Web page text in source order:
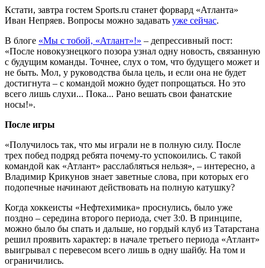
Кстати, завтра гостем Sports.ru станет форвард «Атланта»
Иван Непряев. Вопросы можно задавать уже сейчас.
В блоге «Мы с тобой, «Атлант»!» – депрессивный пост:
«После новокузнецкого позора узнал одну новость, связанную
с будущим команды. Точнее, слух о том, что будущего может и
не быть. Мол, у руководства была цель, и если она не будет
достигнута – с командой можно будет попрощаться. Но это
всего лишь слухи... Пока... Рано вешать свои фанатские
носы!».
После игры
«Получилось так, что мы играли не в полную силу. После
трех побед подряд ребята почему-то успокоились. С такой
командой как «Атлант» расслабляться нельзя», – интересно, а
Владимир Крикунов знает заветные слова, при которых его
подопечные начинают действовать на полную катушку?
Когда хоккеисты «Нефтехимика» проснулись, было уже
поздно – середина второго периода, счет 3:0. В принципе,
можно было бы спать и дальше, но гордый клуб из Татарстана
решил проявить характер: в начале третьего периода «Атлант»
выигрывал с перевесом всего лишь в одну шайбу. На том и
ограничились.